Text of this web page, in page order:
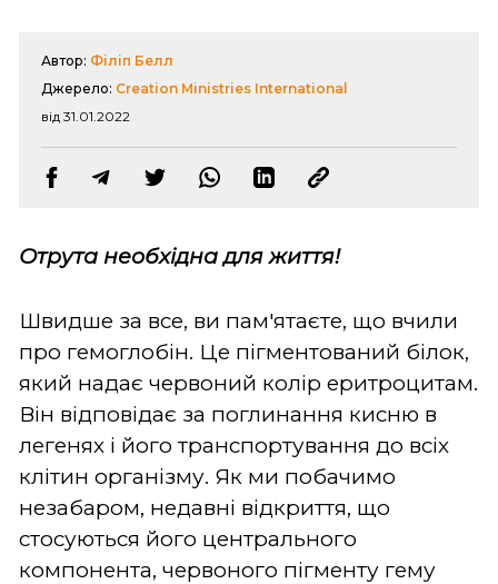
Автор: Філіп Белл
Джерело: Creation Ministries International
від 31.01.2022
Отрута необхідна для життя!
Швидше за все, ви пам'ятаєте, що вчили
про гемоглобін. Це пігментований білок,
який надає червоний колір еритроцитам.
Він відповідає за поглинання кисню в
легенях і його транспортування до всіх
клітин організму. Як ми побачимо
незабаром, недавні відкриття, що
стосуються його центрального
компонента, червоного пігменту гему